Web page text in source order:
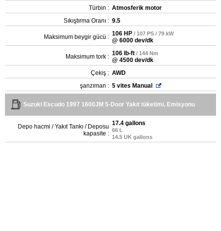
Türbin : Atmosferik motor
Sıkıştırma Oranı : 9.5
Maksimum beygir gücü : 106 HP / 107 PS / 79 kW
@ 6000 dev/dk
Maksimum tork : 106 lb-ft / 144 Nm
@ 4500 dev/dk
Çekiş : AWD
şanzıman : 5 vites Manual
Suzuki Escudo 1997 1600JM 5-Door Yakıt tüketimi, Emisyonu
Depo hacmi / Yakıt Tankı / Deposu
kapasite :
17.4 gallons
66 L
14.5 UK gallons